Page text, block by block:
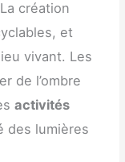
création
et
vivant. Les
de l’ombre
activités
des lumières